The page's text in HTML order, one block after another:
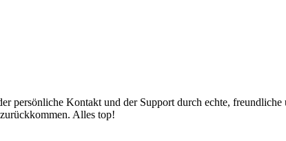
persönliche Kontakt und der Support durch echte, freundliche
Alles top!